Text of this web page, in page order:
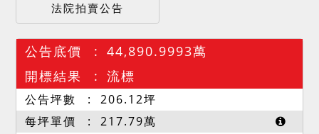
法院拍賣公告
公告底價
44,890.9993萬
開標結果
流標
公告坪數 206.12坪
每坪單價
217.79萬